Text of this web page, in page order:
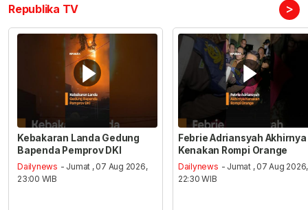
Republika TV >
Kebakaran Landa Gedung
Bapenda Pemprov DKI
Dailynews - Jumat , 07 Aug 2026,
23:00 WIB
Febrie Adriansyah Akhirnya
Kenakan Rompi Orange
Dailynews - Jumat , 07 Aug 2026,
22:30 WIB